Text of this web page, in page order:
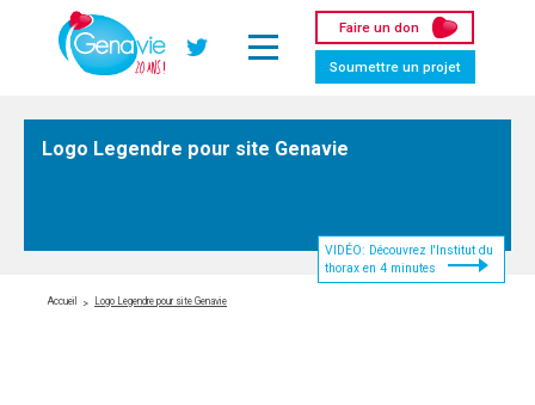
Twitter
Faire un don
Soumettre un projet
Logo Legendre pour site Genavie
Accueil Logo Legendre pour site Genavie
VIDÉO: Découvrez l'Institut du
thorax en 4 minutes
Panneau de gestion des cookies